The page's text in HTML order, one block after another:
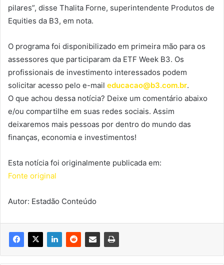
pilares”, disse Thalita Forne, superintendente Produtos de
Equities da B3, em nota.
O programa foi disponibilizado em primeira mão para os
assessores que participaram da ETF Week B3. Os
profissionais de investimento interessados podem
solicitar acesso pelo e-mail educacao@b3.com.br.
O que achou dessa notícia? Deixe um comentário abaixo
e/ou compartilhe em suas redes sociais. Assim
deixaremos mais pessoas por dentro do mundo das
finanças, economia e investimentos!
Esta notícia foi originalmente publicada em:
Fonte original
Autor: Estadão Conteúdo